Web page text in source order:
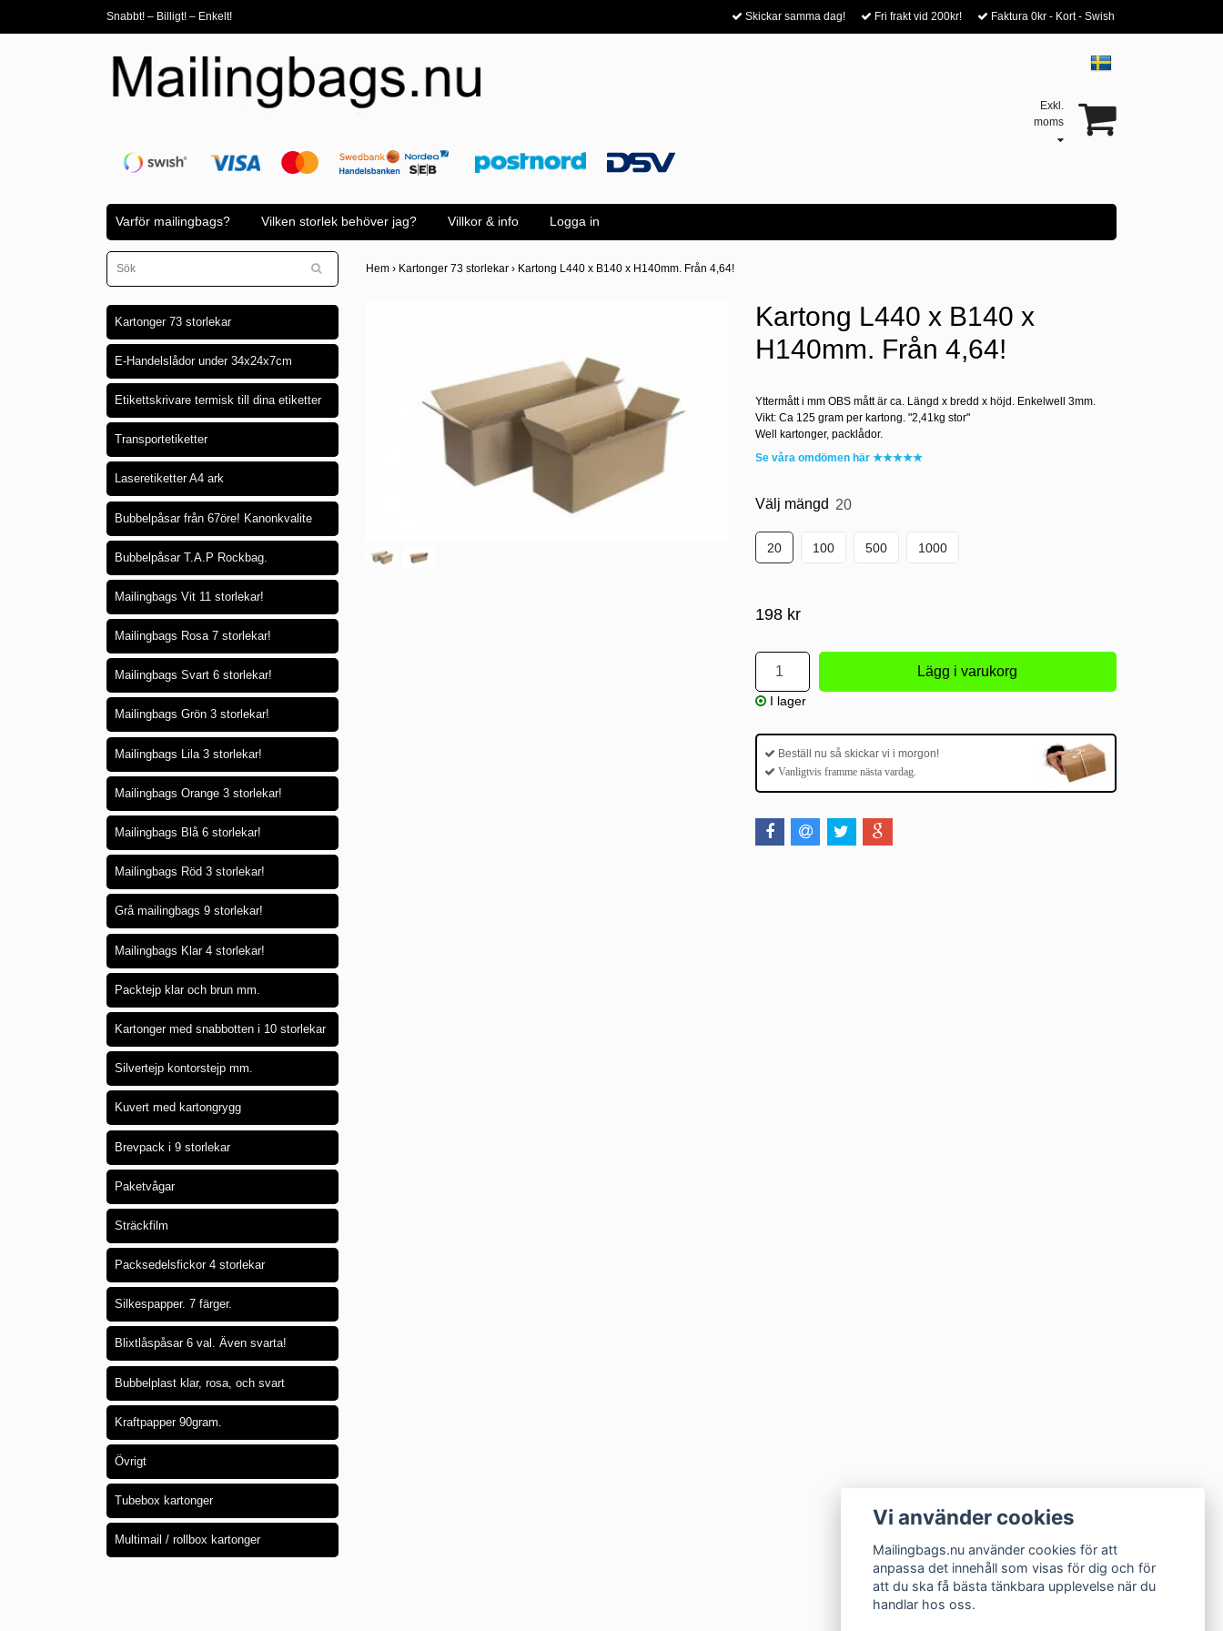
Snabbt! – Billigt! – Enkelt! Skickar samma dag! Fri frakt vid 200kr! Faktura 0kr - Kort - Swish
Exkl.
moms
Varför mailingbags? Vilken storlek behöver jag? Villkor & info Logga in
Kartonger 73 storlekar
E-Handelslådor under 34x24x7cm
Etikettskrivare termisk till dina etiketter
Transportetiketter
Laseretiketter A4 ark
Bubbelpåsar från 67öre! Kanonkvalite
Bubbelpåsar T.A.P Rockbag.
Mailingbags Vit 11 storlekar!
Mailingbags Rosa 7 storlekar!
Mailingbags Svart 6 storlekar!
Mailingbags Grön 3 storlekar!
Mailingbags Lila 3 storlekar!
Mailingbags Orange 3 storlekar!
Mailingbags Blå 6 storlekar!
Mailingbags Röd 3 storlekar!
Grå mailingbags 9 storlekar!
Mailingbags Klar 4 storlekar!
Packtejp klar och brun mm.
Kartonger med snabbotten i 10 storlekar
Silvertejp kontorstejp mm.
Kuvert med kartongrygg
Brevpack i 9 storlekar
Paketvågar
Sträckfilm
Packsedelsfickor 4 storlekar
Silkespapper. 7 färger.
Blixtlåspåsar 6 val. Även svarta!
Bubbelplast klar, rosa, och svart
Kraftpapper 90gram.
Övrigt
Tubebox kartonger
Multimail / rollbox kartonger
Hem › Kartonger 73 storlekar › Kartong L440 x B140 x H140mm. Från 4,64!
Kartong L440 x B140 x
H140mm. Från 4,64!
Yttermått i mm OBS mått är ca. Längd x bredd x höjd. Enkelwell 3mm.
Vikt: Ca 125 gram per kartong. "2,41kg stor"
Well kartonger, packlådor.
Se våra omdömen här ★★★★★
Välj mängd 20
20 100 500 1000
198 kr
I lager
Beställ nu så skickar vi i morgon!
Vanligtvis framme nästa vardag.
Vi använder cookies
Mailingbags.nu använder cookies för att
anpassa det innehåll som visas för dig och för
att du ska få bästa tänkbara upplevelse när du
handlar hos oss.